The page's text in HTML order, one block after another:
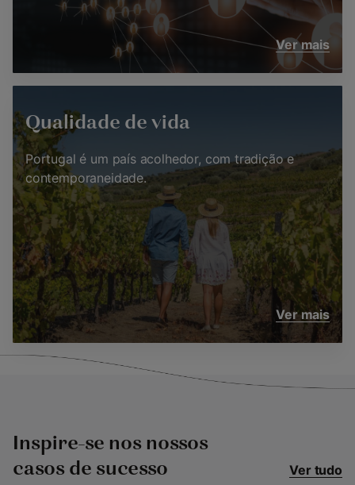
Ver mais
Qualidade de vida
Portugal é um país acolhedor, com tradição e
contemporaneidade.
Ver mais
Inspire-se nos nossos
casos de sucesso
Ver tudo